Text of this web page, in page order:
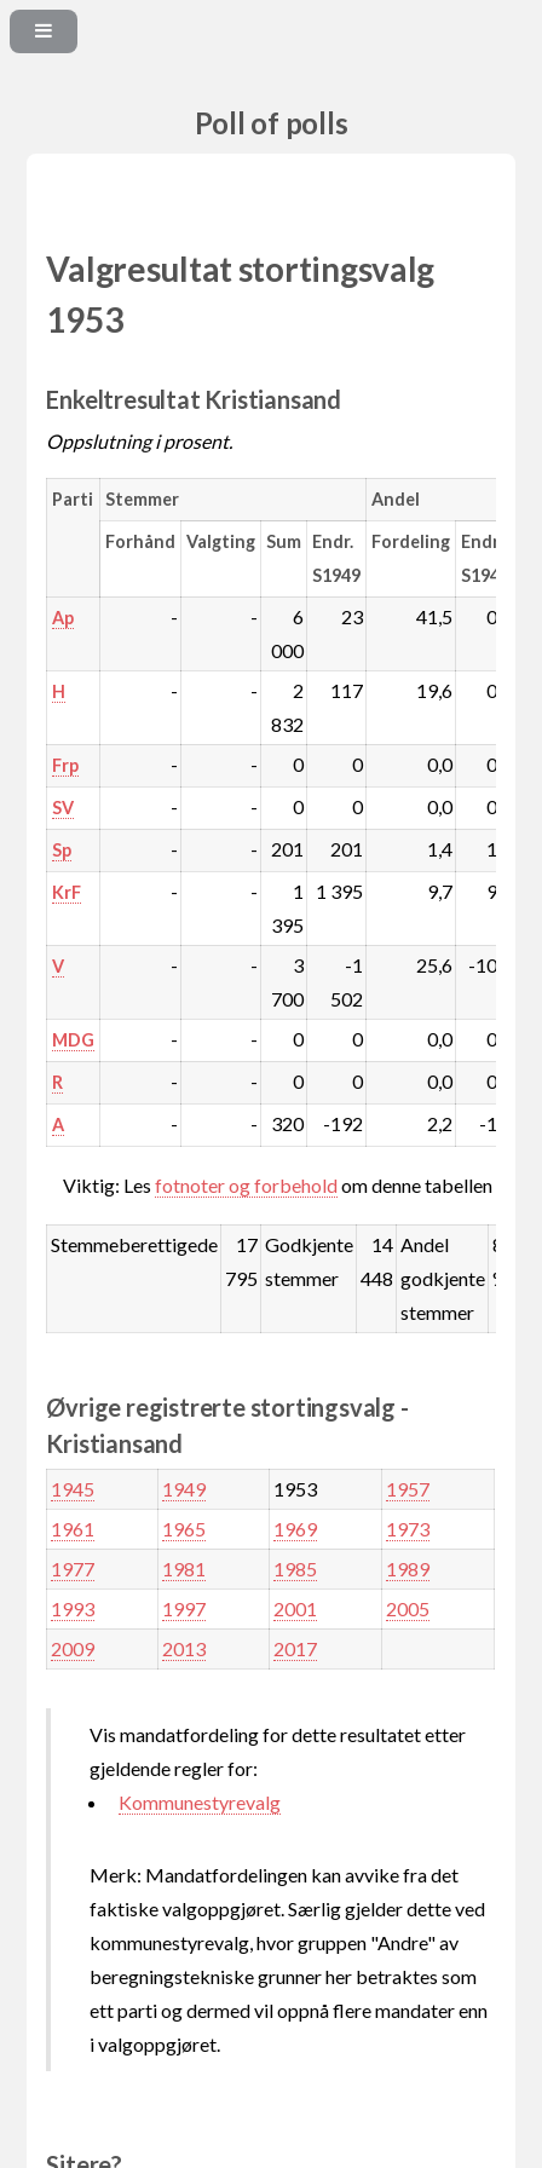
Poll of polls
Valgresultat stortingsvalg
1953
Enkeltresultat Kristiansand
Oppslutning i prosent.
Parti Stemmer Andel
Forhånd Valgting Sum Endr.
S1949
Fordeling Endr.
S1949
Ap - -
6
000
23 41,5 0,0
H - -
2
832
117 19,6 0,8
Frp - - 0 0 0,0 0,0
SV - - 0 0 0,0 0,0
Sp - - 201 201 1,4 1,4
KrF - -
1
395
1 395 9,7 9,7
V - -
3
700
-1
502
25,6 -10,5
MDG - - 0 0 0,0 0,0
R - - 0 0 0,0 0,0
A - - 320 -192 2,2 -1,3
Viktig: Lesfotnoter og forbeholdom denne tabellen
Stemmeberettigede
17
795
Godkjente
stemmer
14
448
Andel
godkjente
stemmer
81,2
%
Øvrige registrerte stortingsvalg -
Kristiansand
1945 1949 1953
1957
1961
1965 1969
1973
1977
1981 1985
1989
1993
1997 2001
2005
2009
2013 2017
Vis mandatfordeling for dette resultatet etter
gjeldende regler for:
Kommunestyrevalg
Merk: Mandatfordelingen kan avvike fra det
faktiske valgoppgjøret. Særlig gjelder dette ved
kommunestyrevalg, hvor gruppen "Andre" av
beregningstekniske grunner her betraktes som
ett parti og dermed vil oppnå flere mandater enn
i valgoppgjøret.